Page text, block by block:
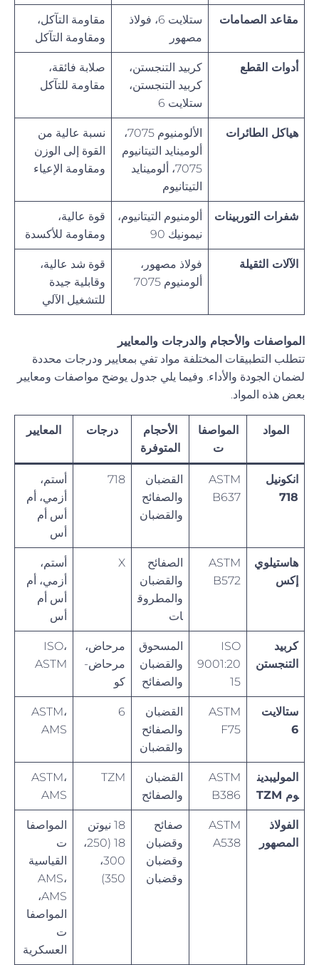
مقاعد الصمامات
ستلايت 6، فولاذ
مصهور
مقاومة التآكل،
ومقاومة التآكل
أدوات القطع
كربيد التنجستن،
كربيد التنجستن،
ستلايت 6
صلابة فائقة،
مقاومة للتآكل
هياكل الطائرات
الألومنيوم 7075،
ألومينايد التيتانيوم
7075، ألومينايد
التيتانيوم
نسبة عالية من
القوة إلى الوزن
ومقاومة الإعياء
شفرات التوربينات
ألومنيوم التيتانيوم،
نيمونيك 90
قوة عالية،
ومقاومة للأكسدة
الآلات الثقيلة
فولاذ مصهور،
ألومنيوم 7075
قوة شد عالية،
وقابلية جيدة
للتشغيل الآلي
المواصفات والأحجام والدرجات والمعايير
تتطلب التطبيقات المختلفة مواد تفي بمعايير ودرجات محددة
لضمان الجودة والأداء. وفيما يلي جدول يوضح مواصفات ومعايير
بعض هذه المواد.
المواد
المواصفا
ت
الأحجام
المتوفرة
درجات المعايير
انكونيل
718
ASTM
B637
القضبان
والصفائح
والقضبان
718
أستم،
أزمي، أم
أس أم
أس
هاستيلوي
إكس
ASTM
B572
الصفائح
والقضبان
والمطروق
ات
X
أستم،
أزمي، أم
أس أم
أس
كربيد
التنجستن
ISO
9001:20
15
المسحوق
والقضبان
والصفائح
مرحاض،
مرحاض-
كو
ISO،
ASTM
ستالايت
6
ASTM
F75
القضبان
والصفائح
والقضبان
6
ASTM،
AMS
الموليبدين
وم TZM
ASTM
B386
القضبان
والصفائح
TZM
ASTM،
AMS
الفولاذ
المصهور
ASTM
A538
صفائح
وقضبان
وقضبان
وقضبان
18 نيوتن
18 (250،
300،
350)
المواصفا
ت
القياسية
AMS،
AMS،
المواصفا
ت
العسكرية